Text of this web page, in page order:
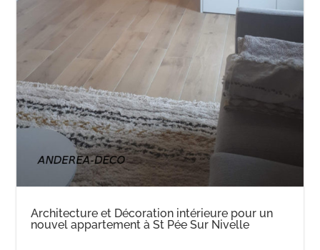
Architecture et Décoration intérieure pour un
nouvel appartement à St Pée Sur Nivelle